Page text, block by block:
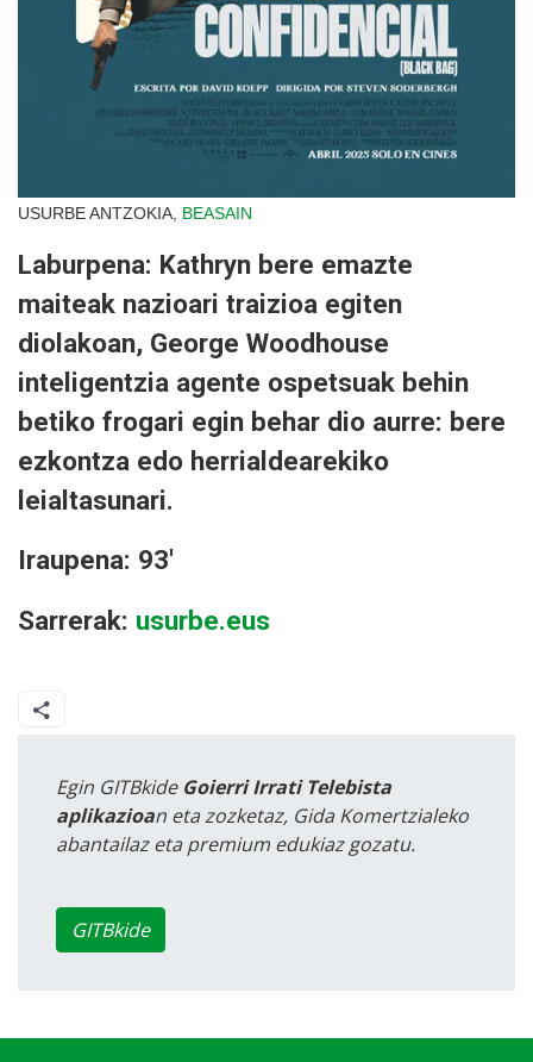
USURBE ANTZOKIA, BEASAIN
Laburpena: Kathryn bere emazte
maiteak nazioari traizioa egiten
diolakoan, George Woodhouse
inteligentzia agente ospetsuak behin
betiko frogari egin behar dio aurre: bere
ezkontza edo herrialdearekiko
leialtasunari.
Iraupena: 93'
Sarrerak: usurbe.eus
Egin GITBkide Goierri Irrati Telebista
aplikazioan eta zozketaz, Gida Komertzialeko
abantailaz eta premium edukiaz gozatu.
GITBkide